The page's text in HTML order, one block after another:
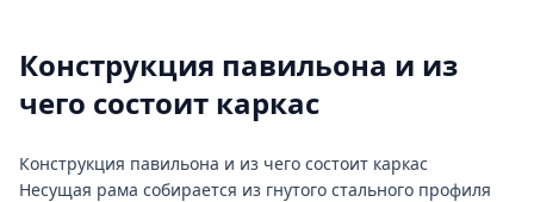
Конструкция павильона и из
чего состоит каркас
Конструкция павильона и из чего состоит каркас
Несущая рама собирается из гнутого стального профиля